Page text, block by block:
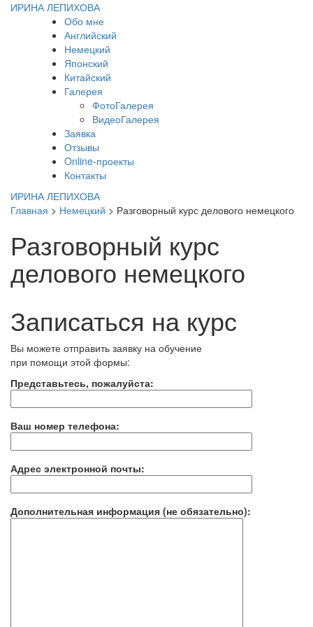
ИРИНА ЛЕПИХОВА
Обо мне
Английский
Немецкий
Японский
Китайский
Галерея
ФотоГалерея
ВидеоГалерея
Заявка
Отзывы
Online-проекты
Контакты
ИРИНА ЛЕПИХОВА
Главная > Немецкий > Разговорный курс делового немецкого
Разговорный курс
делового немецкого
Записаться на курс
Вы можете отправить заявку на обучение
при помощи этой формы:
Представьтесь, пожалуйста:
Ваш номер телефона:
Адрес электронной почты:
Дополнительная информация (не обязательно):